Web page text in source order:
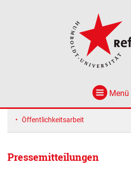
Menü
Öffentlichkeitsarbeit
Pressemitteilungen